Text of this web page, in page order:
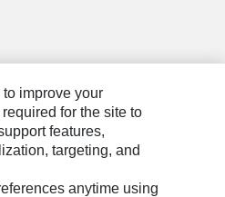
improve your
for the site to
features,
targeting, and
anytime using